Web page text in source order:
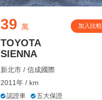
39 萬 加入比較
TOYOTA
SIENNA
新北市 / 信成國際
2011年 / km
認證車
五大保證